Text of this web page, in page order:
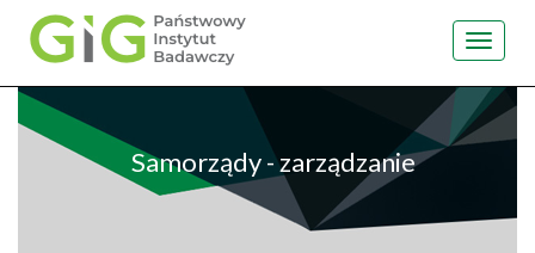
Przejdź
treści
Toggle
Samorządy - zarządzanie